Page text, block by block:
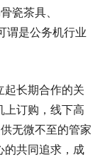
瓷茶具、
谓是公务机行业
起长期合作的关
上订购，线下高
无微不至的管家
的共同追求，成